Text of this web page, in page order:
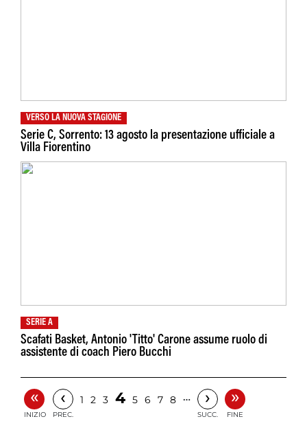
VERSO LA NUOVA STAGIONE
Serie C, Sorrento: 13 agosto la presentazione ufficiale a
Villa Fiorentino
SERIE A
Scafati Basket, Antonio 'Titto' Carone assume ruolo di
assistente di coach Piero Bucchi
«
INIZIO
‹
PREC.
1 2 3 4 5 6 7 8 … ›
SUCC.
»
FINE